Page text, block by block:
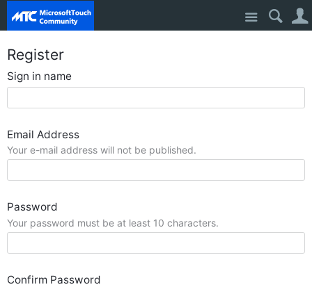
Site
Register
Sign in name
Email Address
Your e-mail address will not be published.
Password
Your password must be at least 10 characters.
Confirm Password